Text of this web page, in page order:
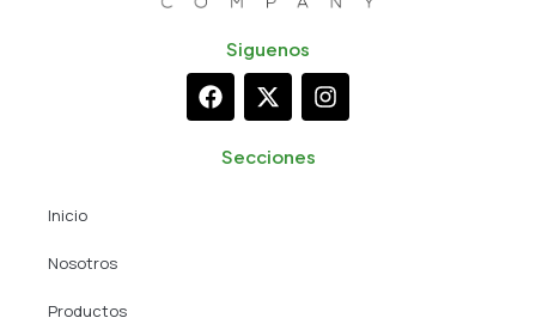
Siguenos
F
a
c
e
X
-
t
w
I
n
s
Secciones
Inicio
Nosotros
Productos